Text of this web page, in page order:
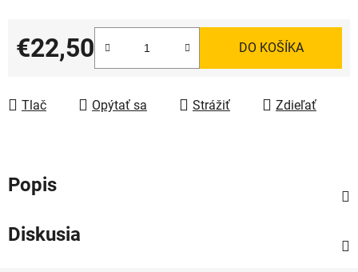
€22,50
Jednotková cena:
DO KOŠÍKA
Tlač Opýtať sa Strážiť Zdieľať
Popis
Diskusia